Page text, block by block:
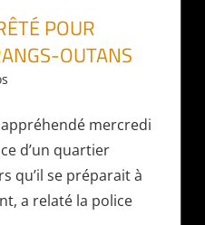
POUR
OUTANS
mercredi
d’un quartier
qu’il se préparait à
a relaté la police